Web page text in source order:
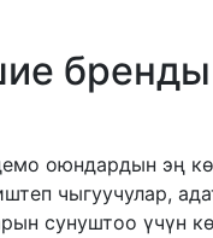
бренды
оюндардын эң
чыгуучулар,
сунуштоо үчүн